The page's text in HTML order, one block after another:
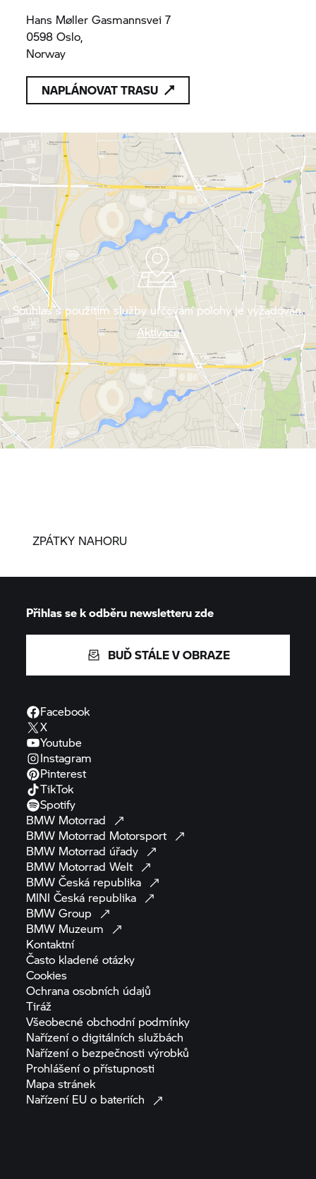
Hans Møller Gasmannsvei 7
0598 Oslo,
Norway
NAPLÁNOVAT TRASU
Souhlas s použitím služby určování polohy je vyžadován.
Aktivace
ZPÁTKY NAHORU
Přihlas se k odběru newsletteru zde
BUĎ STÁLE V OBRAZE
Facebook
X
Youtube
Instagram
Pinterest
TikTok
Spotify
BMW Motorrad
BMW Motorrad Motorsport
BMW Motorrad úřady
BMW Motorrad Welt
BMW Česká republika
MINI Česká republika
BMWGroup
BMW Muzeum
Kontaktní
Často kladenéotázky
Cookies
Ochrana osobních údajů
Tiráž
Všeobecné obchodní podmínky
Nařízení o digitálníchslužbách
Nařízení o bezpečnostivýrobků
Prohlášení o přístupnosti
Mapastránek
Nařízení EU o bateriích